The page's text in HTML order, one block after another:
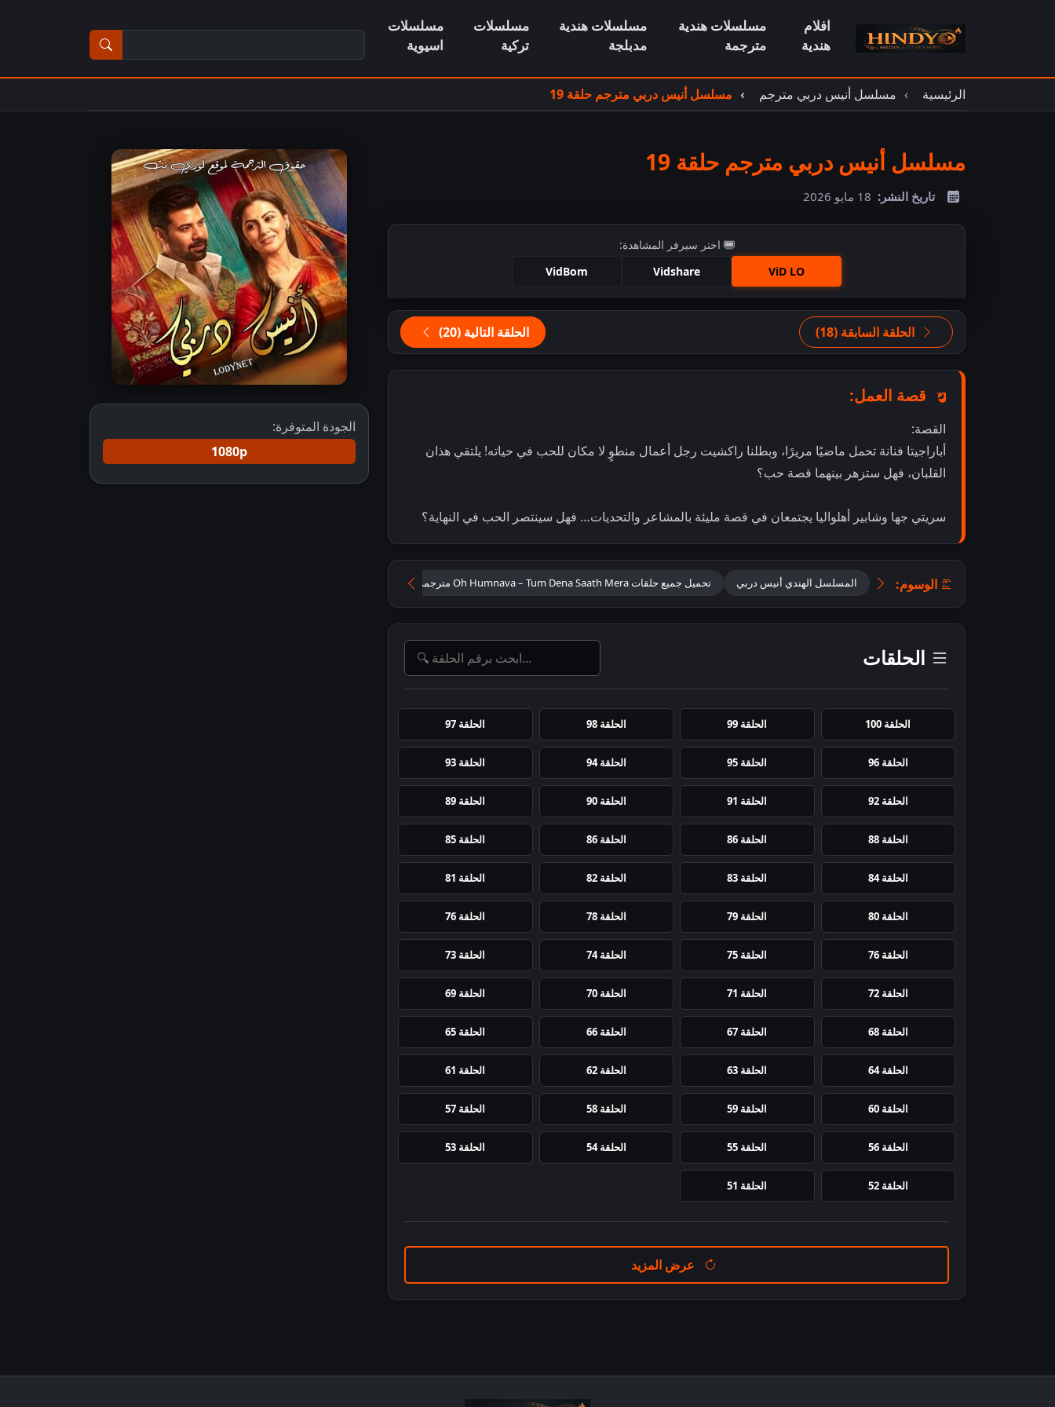
افلام
هندية
مسلسلات هندية
مترجمة
مسلسلات هندية
مدبلجة
مسلسلات
تركية
مسلسلات
اسيوية
الرئيسية مسلسل أنيس دربي مترجم مسلسل أنيس دربي مترجم حلقة 19
مسلسل أنيس دربي مترجم حلقة 19
تاريخ النشر: 18 مايو 2026
اختر سيرفر المشاهدة:
ViD LO
Vidshare
VidBom
الحلقة السابقة (18) الحلقة التالية (20)
قصة العمل:
القصة:
أباراجيتا فنانة تحمل ماضيًا مريرًا، وبطلنا راكشيت رجل أعمال منطوٍ لا مكان للحب في حياته! يلتقي هذان
القلبان، فهل ستزهر بينهما قصة حب؟
سريتي جها وشابير أهلواليا يجتمعان في قصة مليئة بالمشاعر والتحديات… فهل سينتصر الحب في النهاية؟
الوسوم: المسلسل الهندي أنيس دربي تحميل جميع حلقات Oh Humnava – Tum Dena Saath Mera مترجمة
الحلقات
الحلقة 100 الحلقة 99 الحلقة 98 الحلقة 97
الحلقة 96 الحلقة 95 الحلقة 94 الحلقة 93
الحلقة 92 الحلقة 91 الحلقة 90 الحلقة 89
الحلقة 88 الحلقة 86 الحلقة 86 الحلقة 85
الحلقة 84 الحلقة 83 الحلقة 82 الحلقة 81
الحلقة 80 الحلقة 79 الحلقة 78 الحلقة 76
الحلقة 76 الحلقة 75 الحلقة 74 الحلقة 73
الحلقة 72 الحلقة 71 الحلقة 70 الحلقة 69
الحلقة 68 الحلقة 67 الحلقة 66 الحلقة 65
الحلقة 64 الحلقة 63 الحلقة 62 الحلقة 61
الحلقة 60 الحلقة 59 الحلقة 58 الحلقة 57
الحلقة 56 الحلقة 55 الحلقة 54 الحلقة 53
الحلقة 52 الحلقة 51
عرض المزيد
الجودة المتوفرة:
1080p